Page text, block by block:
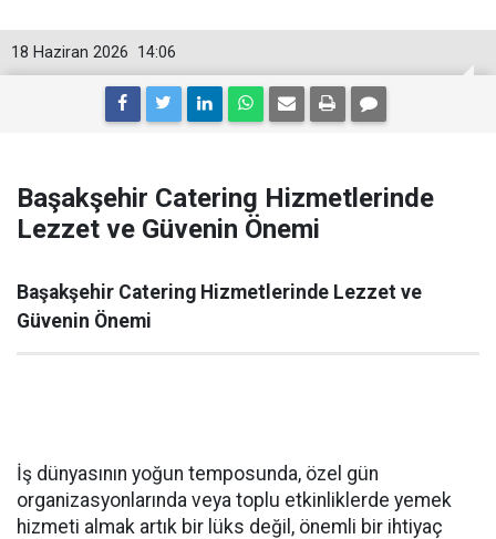
14:06
18 Haziran 2026
Başakşehir Catering Hizmetlerinde
Lezzet ve Güvenin Önemi
Başakşehir Catering Hizmetlerinde Lezzet ve
Güvenin Önemi
İş dünyasının yoğun temposunda, özel gün
organizasyonlarında veya toplu etkinliklerde yemek
hizmeti almak artık bir lüks değil, önemli bir ihtiyaç